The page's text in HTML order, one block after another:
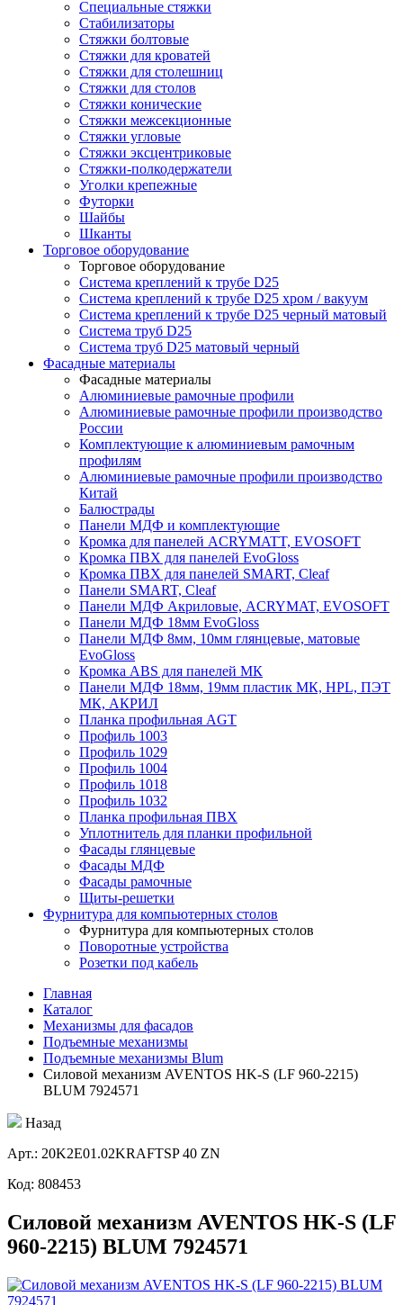
Специальные стяжки
Стабилизаторы
Стяжки болтовые
Стяжки для кроватей
Стяжки для столешниц
Стяжки для столов
Стяжки конические
Стяжки межсекционные
Стяжки угловые
Стяжки эксцентриковые
Стяжки-полкодержатели
Уголки крепежные
Футорки
Шайбы
Шканты
Торговое оборудование
Торговое оборудование
Система креплений к трубе D25
Система креплений к трубе D25 хром / вакуум
Система креплений к трубе D25 черный матовый
Система труб D25
Система труб D25 матовый черный
Фасадные материалы
Фасадные материалы
Алюминиевые рамочные профили
Алюминиевые рамочные профили производство
России
Комплектующие к алюминиевым рамочным
профилям
Алюминиевые рамочные профили производство
Китай
Балюстрады
Панели МДФ и комплектующие
Кромка для панелей ACRYMATT, EVOSOFT
Кромка ПВХ для панелей EvoGloss
Кромка ПВХ для панелей SMART, Cleaf
Панели SMART, Cleaf
Панели МДФ Акриловые, ACRYMAT, EVOSOFT
Панели МДФ 18мм EvoGloss
Панели МДФ 8мм, 10мм глянцевые, матовые
EvoGloss
Кромка ABS для панелей МК
Панели МДФ 18мм, 19мм пластик МК, HPL, ПЭТ
МК, АКРИЛ
Планка профильная AGT
Профиль 1003
Профиль 1029
Профиль 1004
Профиль 1018
Профиль 1032
Планка профильная ПВХ
Уплотнитель для планки профильной
Фасады глянцевые
Фасады МДФ
Фасады рамочные
Щиты-решетки
Фурнитура для компьютерных столов
Фурнитура для компьютерных столов
Поворотные устройства
Розетки под кабель
Главная
Каталог
Механизмы для фасадов
Подъемные механизмы
Подъемные механизмы Blum
Силовой механизм AVENTOS HK-S (LF 960-2215)
BLUM 7924571
Назад
Aрт.: 20K2E01.02KRAFTSP 40 ZN
Код: 808453
Силовой механизм AVENTOS HK-S (LF
960-2215) BLUM 7924571